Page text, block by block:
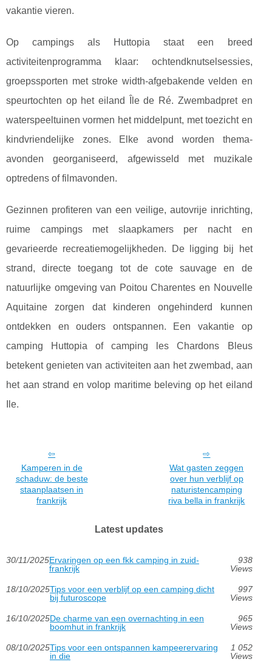
vakantie vieren.
Op campings als Huttopia staat een breed
activiteitenprogramma klaar: ochtendknutselsessies,
groepssporten met stroke width-afgebakende velden en
speurtochten op het eiland Île de Ré. Zwembadpret en
waterspeeltuinen vormen het middelpunt, met toezicht en
kindvriendelijke zones. Elke avond worden thema-
avonden georganiseerd, afgewisseld met muzikale
optredens of filmavonden.
Gezinnen profiteren van een veilige, autovrije inrichting,
ruime campings met slaapkamers per nacht en
gevarieerde recreatiemogelijkheden. De ligging bij het
strand, directe toegang tot de cote sauvage en de
natuurlijke omgeving van Poitou Charentes en Nouvelle
Aquitaine zorgen dat kinderen ongehinderd kunnen
ontdekken en ouders ontspannen. Een vakantie op
camping Huttopia of camping les Chardons Bleus
betekent genieten van activiteiten aan het zwembad, aan
het aan strand en volop maritime beleving op het eiland
Ile.
Kamperen in de
schaduw: de beste
staanplaatsen in
frankrijk
Wat gasten zeggen
over hun verblijf op
naturistencamping
riva bella in frankrijk
Latest updates
30/11/2025Ervaringen op een fkk camping in zuid-
frankrijk
938
Views
18/10/2025Tips voor een verblijf op een camping dicht
bij futuroscope
997
Views
16/10/2025De charme van een overnachting in een
boomhut in frankrijk
965
Views
08/10/2025Tips voor een ontspannen kampeerervaring
in die
1 052
Views